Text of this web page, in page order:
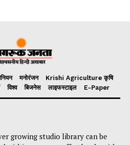
मनोरंजन
Krishi Agriculture कृषि
विश्व बिजनेस लाइफस्टाइल E-Paper
growing studio library can be